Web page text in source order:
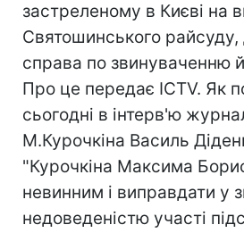
застреленому в Києві на
Святошинського райсуду,
справа по звинуваченню
Про це передає ICTV. Як
сьогодні в інтерв'ю
М.Курочкіна Василь
"Курочкіна Максима
невинним і виправдати у
недоведеністю участі